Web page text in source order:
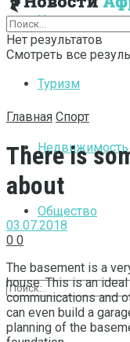
Интернет
Туризм
Недвижимость
Общество
Нет результатов
Смотреть все
Главная Спорт
There is
about
03.07.2018
0 0
The basement is a
house.This is an ideal
communications and
can even build a
planning of the